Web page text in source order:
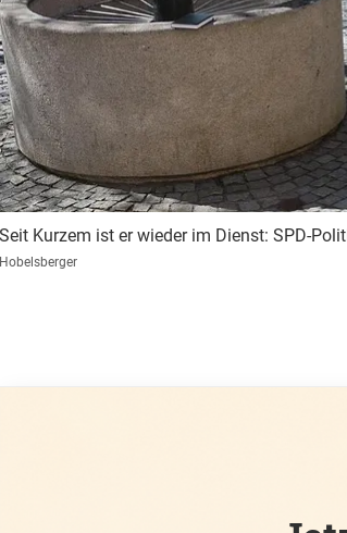
Seit Kurzem ist er wieder im Dienst: SPD-
Hobelsberger